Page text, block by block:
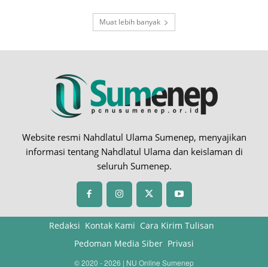
Muat lebih banyak
Website resmi Nahdlatul Ulama Sumenep, menyajikan
informasi tentang Nahdlatul Ulama dan keislaman di
seluruh Sumenep.
Redaksi Kontak Kami Cara Kirim Tulisan
Pedoman Media Siber Privasi
© 2020 - 2026 | NU Online Sumenep